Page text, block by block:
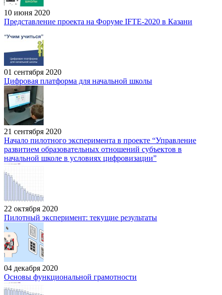
10 июня 2020
Представление проекта на Форуме IFTE-2020 в Казани
01 сентября 2020
Цифровая платформа для начальной школы
21 сентября 2020
Начало пилотного эксперимента в проекте “Управление
развитием образовательных отношений субъектов в
начальной школе в условиях цифровизации”
22 октября 2020
Пилотный эксперимент: текущие результаты
04 декабря 2020
Основы функциональной грамотности